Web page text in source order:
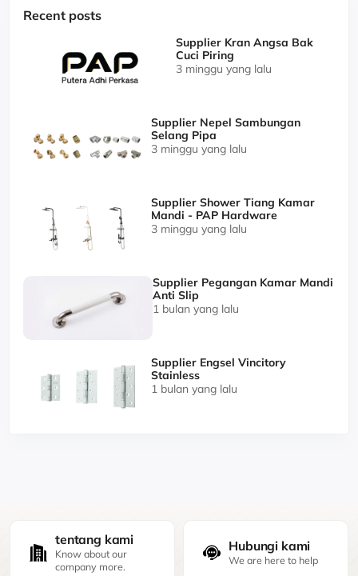
Recent posts
Supplier Kran Angsa Bak
Cuci Piring
3 minggu yang lalu
Supplier Nepel Sambungan
Selang Pipa
3 minggu yang lalu
Supplier Shower Tiang Kamar
Mandi - PAP Hardware
3 minggu yang lalu
Supplier Pegangan Kamar Mandi
Anti Slip
1 bulan yang lalu
Supplier Engsel Vincitory
Stainless
1 bulan yang lalu
tentang kami
Know about our
company more.
Hubungi kami
We are here to help